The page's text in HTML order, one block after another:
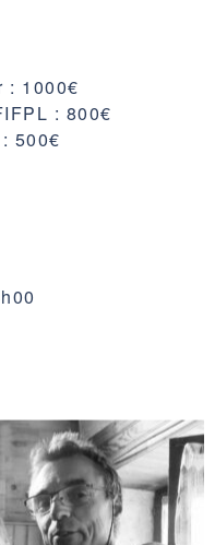
: 1000€
: 800€
500€